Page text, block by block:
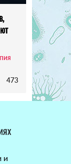
473
и